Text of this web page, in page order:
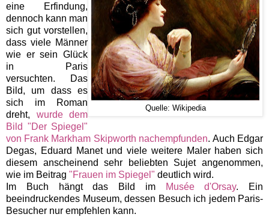
Quelle: Wikipedia
eine Erfindung,
dennoch kann man
sich gut vorstellen,
dass viele Männer
wie er sein Glück
in Paris
versuchten. Das
Bild, um dass es
sich im Roman
dreht, wurde dem
Bild "Der Spiegel"
von Frank Markham Skipworth nachempfunden. Auch Edgar
Degas, Eduard Manet und viele weitere Maler haben sich
diesem anscheinend sehr beliebten Sujet angenommen,
wie im Beitrag "Frauen im Spiegel" deutlich wird.
Im Buch hängt das Bild im
Musée d'Orsay. Ein
beeindruckendes Museum, dessen Besuch ich jedem Paris-
Besucher nur empfehlen kann.